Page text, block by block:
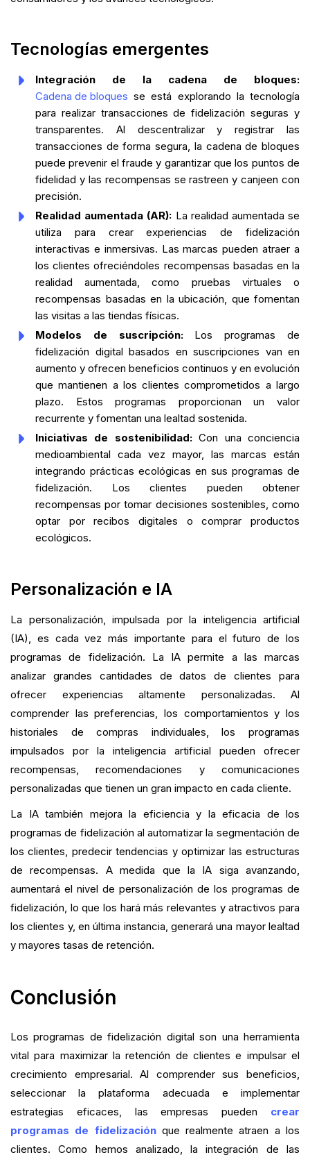
Tecnologías emergentes
Integración de la cadena de bloques:
Cadena de bloques se está explorando la tecnología
para realizar transacciones de fidelización seguras y
transparentes. Al descentralizar y registrar las
transacciones de forma segura, la cadena de bloques
puede prevenir el fraude y garantizar que los puntos de
fidelidad y las recompensas se rastreen y canjeen con
precisión.
Realidad aumentada (AR): La realidad aumentada se
utiliza para crear experiencias de fidelización
interactivas e inmersivas. Las marcas pueden atraer a
los clientes ofreciéndoles recompensas basadas en la
realidad aumentada, como pruebas virtuales o
recompensas basadas en la ubicación, que fomentan
las visitas a las tiendas físicas.
Modelos de suscripción:Los programas de
fidelización digital basados en suscripciones van en
aumento y ofrecen beneficios continuos y en evolución
que mantienen a los clientes comprometidos a largo
plazo. Estos programas proporcionan un valor
recurrente y fomentan una lealtad sostenida.
Iniciativas de sostenibilidad:Con una conciencia
medioambiental cada vez mayor, las marcas están
integrando prácticas ecológicas en sus programas de
fidelización. Los clientes pueden obtener
recompensas por tomar decisiones sostenibles, como
optar por recibos digitales o comprar productos
ecológicos.
Personalización e IA
La personalización, impulsada por la inteligencia artificial
(IA), es cada vez más importante para el futuro de los
programas de fidelización. La IA permite a las marcas
analizar grandes cantidades de datos de clientes para
ofrecer experiencias altamente personalizadas. Al
comprender las preferencias, los comportamientos y los
historiales de compras individuales, los programas
impulsados por la inteligencia artificial pueden ofrecer
recompensas, recomendaciones y comunicaciones
personalizadas que tienen un gran impacto en cada cliente.
La IA también mejora la eficiencia y la eficacia de los
programas de fidelización al automatizar la segmentación de
los clientes, predecir tendencias y optimizar las estructuras
de recompensas. A medida que la IA siga avanzando,
aumentará el nivel de personalización de los programas de
fidelización, lo que los hará más relevantes y atractivos para
los clientes y, en última instancia, generará una mayor lealtad
y mayores tasas de retención.
Conclusión
Los programas de fidelización digital son una herramienta
vital para maximizar la retención de clientes e impulsar el
crecimiento empresarial. Al comprender sus beneficios,
seleccionar la plataforma adecuada e implementar
estrategias eficaces, las empresas pueden crear
programas de fidelizaciónque realmente atraen a los
clientes. Como hemos analizado, la integración de las